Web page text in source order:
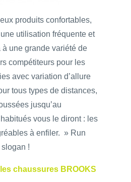
produits confortables,
utilisation fréquente et
une grande variété de
compétiteurs pour les
avec variation d’allure
tous types de distances,
jusqu’au
vous le diront : les
à enfiler. » Run
!
chaussures BROOKS